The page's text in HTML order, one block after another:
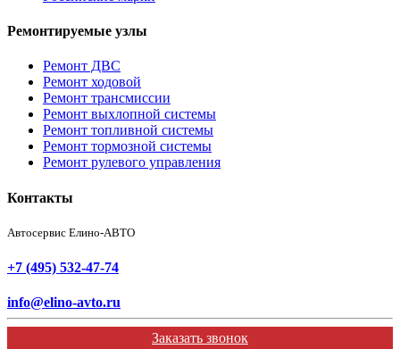
Ремонтируемые узлы
Ремонт ДВС
Ремонт ходовой
Ремонт трансмиссии
Ремонт выхлопной системы
Ремонт топливной системы
Ремонт тормозной системы
Ремонт рулевого управления
Контакты
Автосервис Елино-АВТО
+7 (495) 532-47-74
info@elino-avto.ru
Заказать звонок